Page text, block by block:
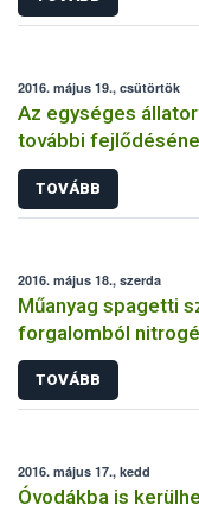
2016. május 19., csütörtök
Az egységes
további
TOVÁBB
2016. május 18., szerda
Műanyag spagetti
forgalomból
miatt
TOVÁBB
2016. május 17., kedd
Óvodákba is